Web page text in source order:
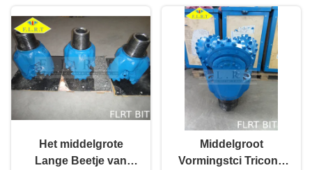
Het middelgrote
Lange Beetje van
Middelgroot
Vormingstci Tricone